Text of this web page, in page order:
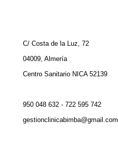
C/ Costa de la Luz, 72
04009, Almería
Centro Sanitario NICA 52139
950 048 632 - 722 595 742
gestionclinicabimba@gmail.com